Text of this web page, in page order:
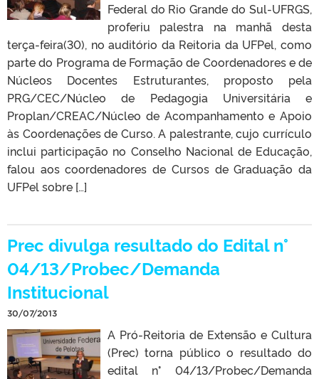
Federal do Rio Grande do Sul-UFRGS,
proferiu palestra na manhã desta
terça-feira(30), no auditório da Reitoria da UFPel, como
parte do Programa de Formação de Coordenadores e de
Núcleos Docentes Estruturantes, proposto pela
PRG/CEC/Núcleo de Pedagogia Universitária e
Proplan/CREAC/Núcleo de Acompanhamento e Apoio
às Coordenações de Curso. A palestrante, cujo currículo
inclui participação no Conselho Nacional de Educação,
falou aos coordenadores de Cursos de Graduação da
UFPel sobre […]
Prec divulga resultado do Edital n°
04/13/Probec/Demanda
Institucional
30/07/2013
A Pró-Reitoria de Extensão e Cultura
(Prec) torna público o resultado do
edital n° 04/13/Probec/Demanda